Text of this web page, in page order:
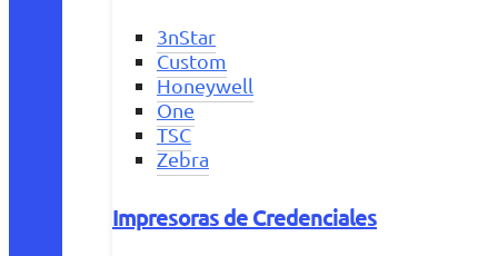
3nStar
Custom
Honeywell
One
TSC
Zebra
Impresoras de Credenciales